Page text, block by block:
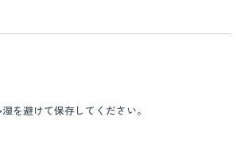
を避けて保存してください。